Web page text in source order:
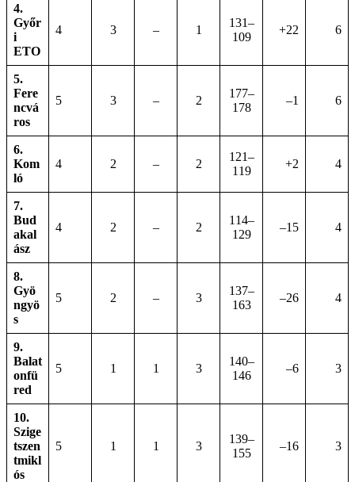
4.
Győr
i
ETO
4 3 – 1
131–
109
+22 6
5.
Fere
ncvá
ros
5 3 – 2
177–
178
–1 6
6.
Kom
ló
4 2 – 2
121–
119
+2 4
7.
Bud
akal
ász
4 2 – 2
114–
129
–15 4
8.
Gyö
ngyö
s
5 2 – 3
137–
163
–26 4
9.
Balat
onfü
red
5 1 1 3
140–
146
–6 3
10.
Szige
tszen
tmikl
ós
5 1 1 3
139–
155
–16 3